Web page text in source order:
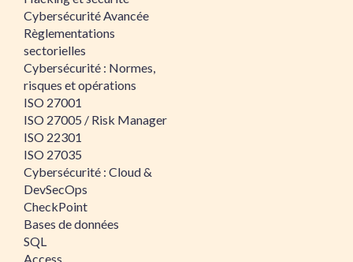
Cybersécurité Avancée
Règlementations
sectorielles
Cybersécurité : Normes,
risques et opérations
ISO 27001
ISO 27005 / Risk Manager
ISO 22301
ISO 27035
Cybersécurité : Cloud &
DevSecOps
CheckPoint
Bases de données
SQL
Access